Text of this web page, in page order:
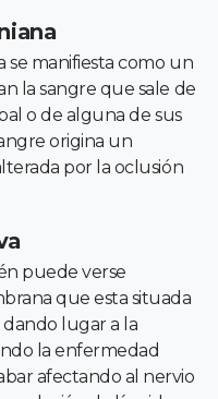
se manifiesta como un
la sangre que sale de
o de alguna de sus
origina un
por la oclusión
puede verse
que esta situada
lugar a la
la enfermedad
afectando al nervio